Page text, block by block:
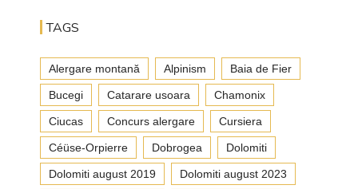
TAGS
Alergare montană Alpinism Baia de Fier
Bucegi Catarare usoara Chamonix
Ciucas Concurs alergare Cursiera
Céüse-Orpierre Dobrogea Dolomiti
Dolomiti august 2019 Dolomiti august 2023